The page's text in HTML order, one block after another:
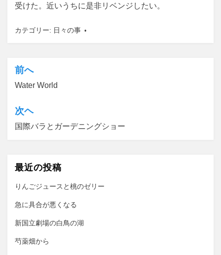
受けた。近いうちに是非リベンジしたい。
カテゴリー: 日々の事
投
稿
ナ
ビ
シ
ョ
ン
前へ
Water World
次ヘ
国際バラとガーデニングショー
最近の投稿
りんごジュースと桃のゼリー
急に具合が悪くなる
新国立劇場の白鳥の湖
芍薬畑から